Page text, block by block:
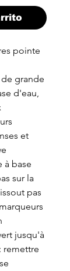
pointe
grande
d'eau,
et
à base
sur la
pas
jusqu'à
remettre